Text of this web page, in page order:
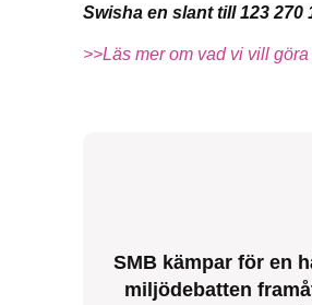
Swisha en slant till 123 270
>>Läs mer om vad vi vill göra
SMB kämpar för en
miljödebatten